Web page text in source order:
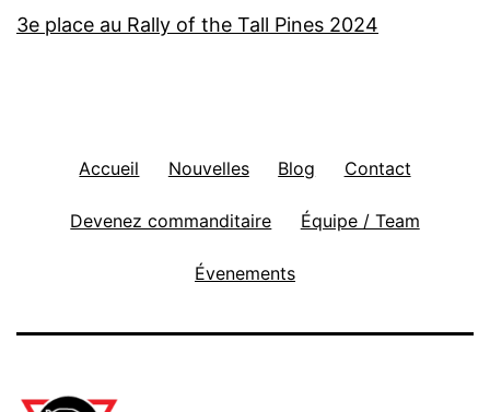
3e place au Rally of the Tall Pines 2024
Accueil Nouvelles Blog Contact
Devenez commanditaire Équipe / Team
Évenements